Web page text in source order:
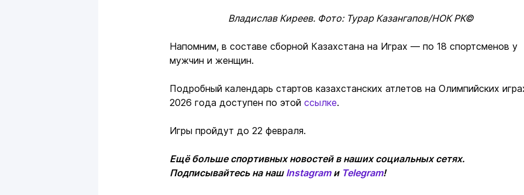
Владислав Киреев. Фото: Турар Казангапов/НОК РК©
Напомним, в составе сборной Казахстана на Играх — по 18 спортсменов у
мужчин и женщин.
Подробный календарь стартов казахстанских атлетов на Олимпийских
2026 года доступен по этой ссылке.
Игры пройдут до 22 февраля.
Ещё больше спортивных новостей в наших социальных сетях.
Подписывайтесь на наш Instagramи Telegram!